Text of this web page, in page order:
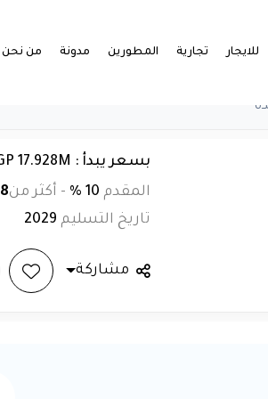
للايجار تجارية المطورين مدونة من نحن
بسعر يبدأ : EGP 17.928M
المقدم 10 %
- أكثر من8
تاريخ التسليم 2029
مشاركة